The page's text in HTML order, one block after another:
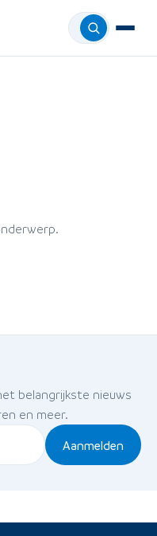
Menu
belangrijkste nieuws
en meer.
Aanmelden